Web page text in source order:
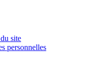
site
personnelles